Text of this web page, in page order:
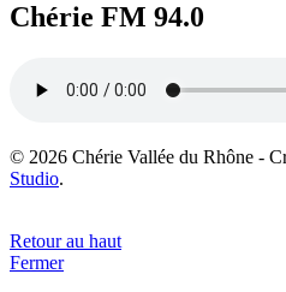
Chérie FM 94.0
© 2026 Chérie Vallée du Rhône -
Studio.
Retour au haut
Fermer